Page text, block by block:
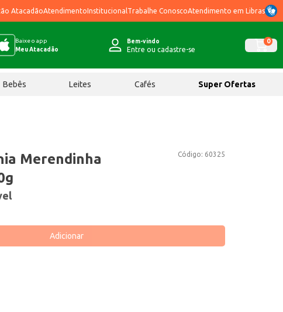
AtacadãoAtendimentoInstitucional Trabalhe ConoscoAtendimento em Libras
Baixe o app
Meu Atacadão
Bem-vindo
Entre ou cadastre-se
0
Bebês Leites Cafés Super Ofertas
Código: 60325
Merendinha
Adicionar